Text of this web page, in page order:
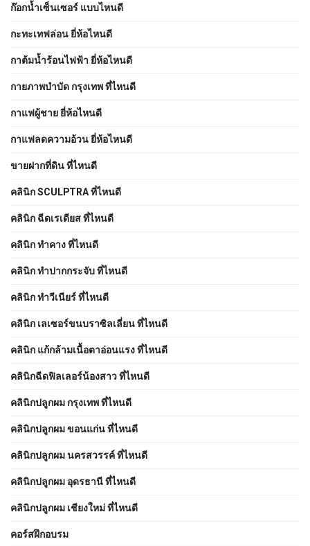
ก๊อกน้ำเซ็นเซอร์ แบบไหนดี
กะทะเทฟล่อน ยี่ห้อไหนดี
กาต้มน้ำร้อนไฟฟ้า ยี่ห้อไหนดี
กายภาพบําบัด กรุงเทพ ที่ไหนดี
กาแฟผู้ชาย ยี่ห้อไหนดี
กาแฟลดความอ้วน ยี่ห้อไหนดี
ขายฝากที่ดิน ที่ไหนดี
คลินิก SCULPTRA ที่ไหนดี
คลินิก ฉีดเรเดียส ที่ไหนดี
คลินิก ทำคาง ที่ไหนดี
คลินิก ทำปากกระจับ ที่ไหนดี
คลินิก ทำวีเนียร์ ที่ไหนดี
คลินิก เลเซอร์ขนบราซิลเลี่ยน ที่ไหนดี
คลินิก แก้กล้ามเนื้อตาอ่อนแรง ที่ไหนดี
คลินิกฉีดฟิลเลอร์น้องสาว ที่ไหนดี
คลินิกปลูกผม กรุงเทพ ที่ไหนดี
คลินิกปลูกผม ขอนแก่น ที่ไหนดี
คลินิกปลูกผม นครสวรรค์ ที่ไหนดี
คลินิกปลูกผม อุดรธานี ที่ไหนดี
คลินิกปลูกผม เชียงใหม่ ที่ไหนดี
คอร์สฝึกอบรม